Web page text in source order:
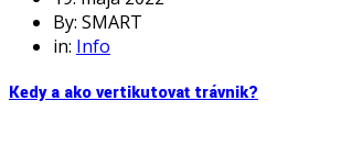
By: SMART
in: Info
Kedy a ako vertikutovať trávnik?